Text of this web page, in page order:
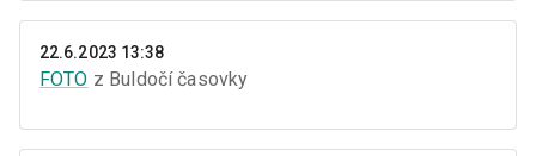
22.6.2023 13:38
FOTO z Buldočí časovky